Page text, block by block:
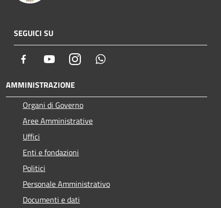
SEGUICI SU
Facebook YoutubeInstagram
AMMINISTRAZIONE
Organi di Governo
Aree Amministrative
Uffici
Enti e fondazioni
Politici
Personale Amministrativo
Documenti e dati